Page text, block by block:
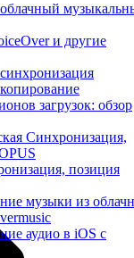
и другие
загрузок: обзор
Синхронизация,
позиция
музыки из
аудио в iOS с